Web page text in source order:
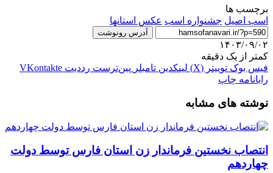
برچسب ها
اسب اصیل جشنواره اسب عکس استانها
آدرس رونوشت
۱۴۰۳/۰۹/۰۲
کمتر از یک دقیقه
فیس بوک توییتر (X) لینکدین ‫تامبلر ‫پین‌ترست ‫رددیت ‫VKontakte
رایانامه چاپ
نوشته های مشابه
انتصاب نخستین فرماندار زن استان فارس توسط دولت
چهاردهم